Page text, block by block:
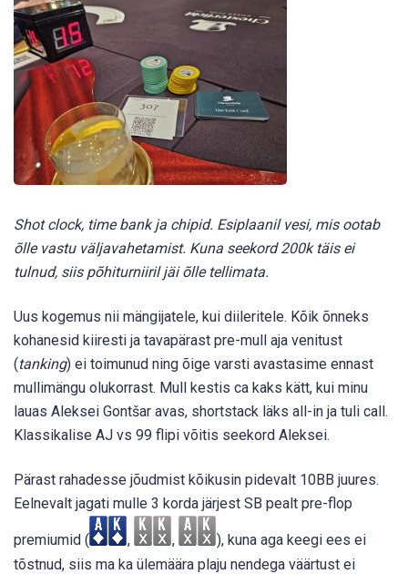
Shot clock, time bank ja chipid. Esiplaanil vesi, mis ootab
õlle vastu väljavahetamist. Kuna seekord 200k täis ei
tulnud, siis põhiturniiril jäi õlle tellimata.
Uus kogemus nii mängijatele, kui diileritele. Kõik õnneks
kohanesid kiiresti ja tavapärast pre-mull aja venitust
(tanking) ei toimunud ning õige varsti avastasime ennast
mullimängu olukorrast. Mull kestis ca kaks kätt, kui minu
lauas Aleksei Gontšar avas, shortstack läks all-in ja tuli call.
Klassikalise AJ vs 99 flipi võitis seekord Aleksei.
Pärast rahadesse jõudmist kõikusin pidevalt 10BB juures.
Eelnevalt jagati mulle 3 korda järjest SB pealt pre-flop
premiumid ( , ,
), kuna aga keegi ees ei
tõstnud, siis ma ka ülemäära plaju nendega väärtust ei